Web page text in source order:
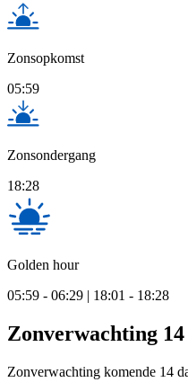
Zonsopkomst
05:59
Zonsondergang
18:28
Golden hour
05:59 - 06:29 | 18:01 - 18:28
Zonverwachting 14
Zonverwachting komende 14